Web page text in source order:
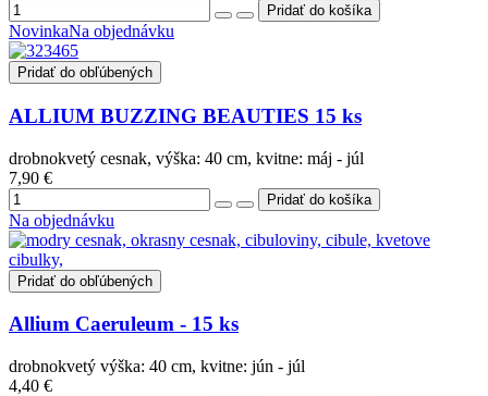
NovinkaNa objednávku
Pridať do obľúbených
ALLIUM BUZZING BEAUTIES 15 ks
drobnokvetý cesnak, výška: 40 cm, kvitne: máj - júl
7,90 €
Na objednávku
Pridať do obľúbených
Allium Caeruleum - 15 ks
drobnokvetý výška: 40 cm, kvitne: jún - júl
4,40 €